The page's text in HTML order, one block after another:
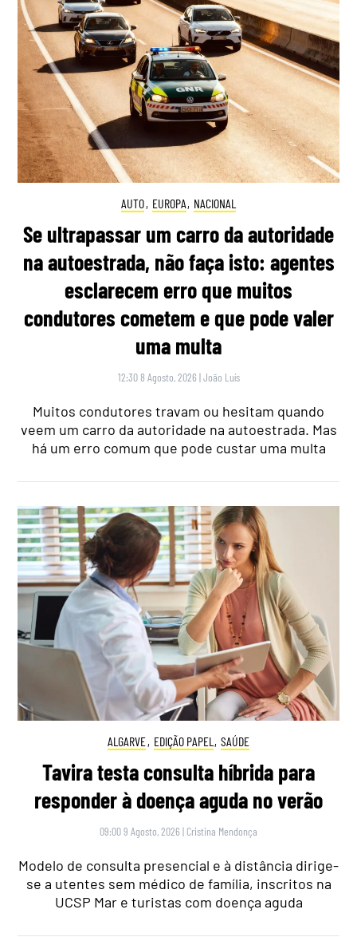
AUTO, EUROPA, NACIONAL
Se ultrapassar um carro da autoridade
na autoestrada, não faça isto: agentes
esclarecem erro que muitos
condutores cometem e que pode valer
uma multa
12:30 8 Agosto, 2026 |João Luís
Muitos condutores travam ou hesitam quando
veem um carro da autoridade na autoestrada. Mas
há um erro comum que pode custar uma multa
ALGARVE, EDIÇÃO PAPEL , SAÚDE
Tavira testa consulta híbrida para
responder à doença aguda no verão
09:00 9 Agosto, 2026 | Cristina Mendonça
Modelo de consulta presencial e à distância dirige-
se a utentes sem médico de família, inscritos na
UCSP Mar e turistas com doença aguda